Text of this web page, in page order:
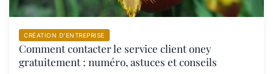
CRÉATION D’ENTREPRISE
Comment contacter le service client oney
gratuitement : numéro, astuces et conseils